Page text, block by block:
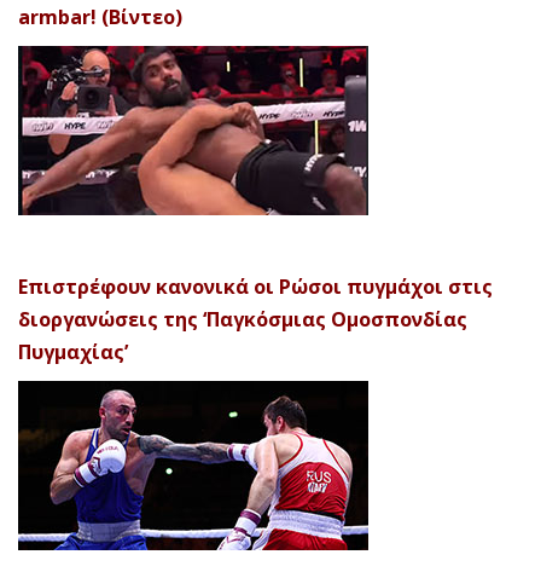
armbar! (Βίντεο)
Επιστρέφουν κανονικά οι Ρώσοι πυγμάχοι στις
διοργανώσεις της ‘Παγκόσμιας Ομοσπονδίας
Πυγμαχίας’